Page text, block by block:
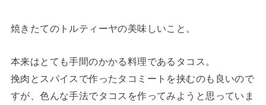
焼きたてのトルティーヤの美味しいこと。
本来はとても手間のかかる料理であるタコス。
挽肉とスパイスで作ったタコミートを挟むのも良いので
すが、色んな手法でタコスを作ってみようと思っていま